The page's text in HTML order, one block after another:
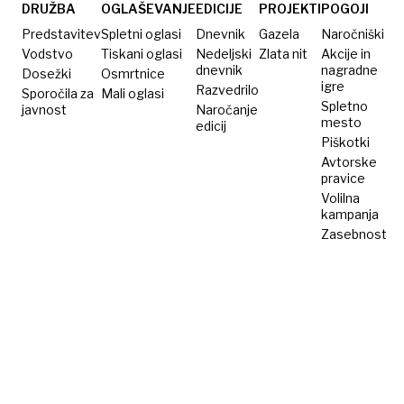
DRUŽBA
Predstavitev
Vodstvo
Dosežki
Sporočila za
javnost
OGLAŠEVANJE
Spletni oglasi
Tiskani oglasi
Osmrtnice
Mali oglasi
EDICIJE
Dnevnik
Nedeljski
dnevnik
Razvedrilo
Naročanje
edicij
PROJEKTI
Gazela
Zlata nit
POGOJI
Naročniški
Akcije in
nagradne
igre
Spletno
mesto
Piškotki
Avtorske
pravice
Volilna
kampanja
Zasebnost